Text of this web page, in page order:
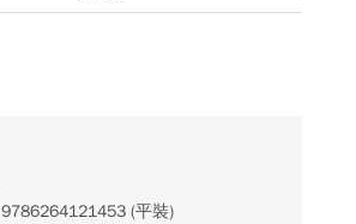
9786264121453 (平裝)